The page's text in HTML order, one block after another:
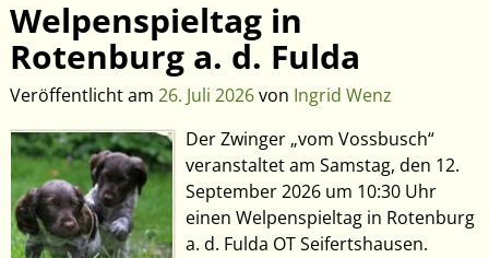
Welpenspieltag in
Rotenburg a. d. Fulda
Veröffentlicht am 26. Juli 2026von Ingrid Wenz
Der Zwinger „vom Vossbusch“
veranstaltet am Samstag, den 12.
September 2026 um 10:30 Uhr
einen Welpenspieltag in Rotenburg
a. d. Fulda OT Seifertshausen.